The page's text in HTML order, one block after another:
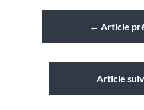
← Article
Article